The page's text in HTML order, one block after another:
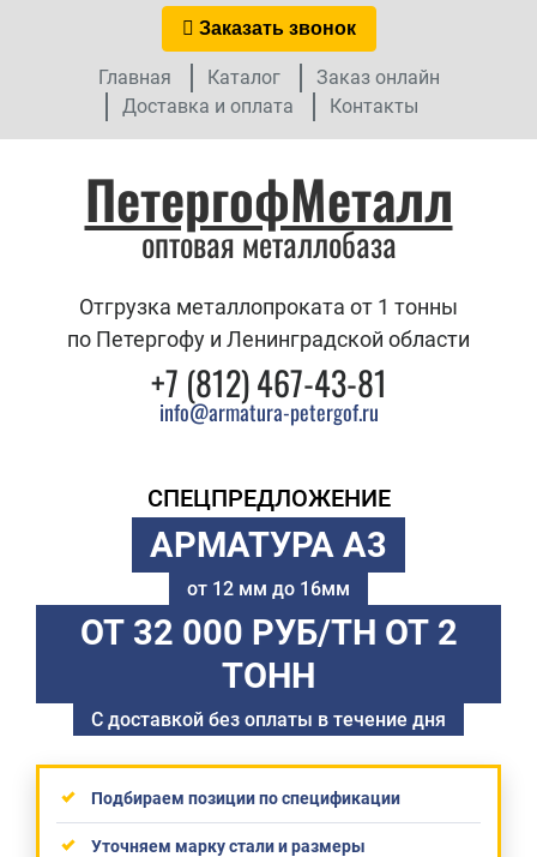
Заказать звонок
Главная Каталог
Заказ онлайн
Доставка и оплата
Контакты
ПетергофМеталл
оптовая металлобаза
Отгрузка металлопроката от 1 тонны
по Петергофу и Ленинградской области
+7 (812) 467-43-81
info@armatura-petergof.ru
СПЕЦПРЕДЛОЖЕНИЕ
АРМАТУРА А3
от 12 мм до 16мм
ОТ 32 000 РУБ/ТН ОТ 2
ТОНН
С доставкой без оплаты в течение дня
Подбираем позиции по спецификации
Уточняем марку стали и размеры